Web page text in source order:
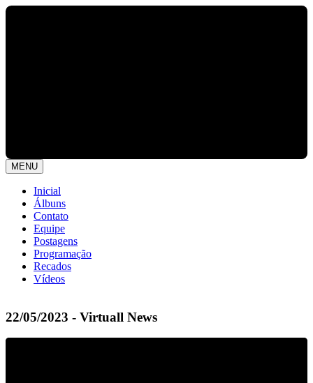
MENU
Inicial
Álbuns
Contato
Equipe
Postagens
Programação
Recados
Vídeos
22/05/2023 - Virtuall News